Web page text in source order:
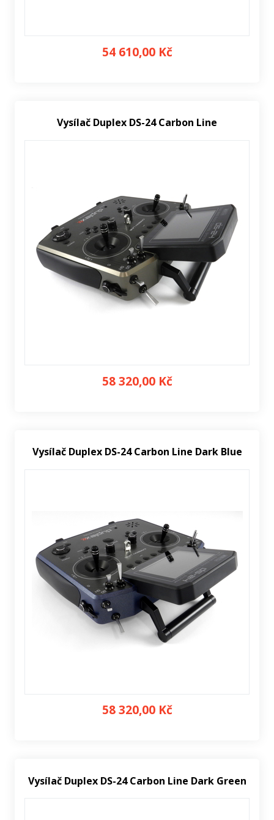
54 610,00 Kč
Vysílač Duplex DS-24 Carbon Line
58 320,00 Kč
Vysílač Duplex DS-24 Carbon Line Dark Blue
58 320,00 Kč
Vysílač Duplex DS-24 Carbon Line Dark Green